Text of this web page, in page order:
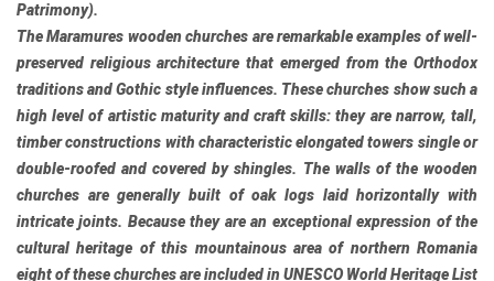
Patrimony).
The Maramures wooden churches are remarkable examples of well-
preserved religious architecture that emerged from the Orthodox
traditions and Gothic style influences. These churches show such a
high level of artistic maturity and craft skills: they are narrow, tall,
timber constructions with characteristic elongated towers single or
double-roofed and covered by shingles. The walls of the wooden
churches are generally built of oak logs laid horizontally with
intricate joints. Because they are an exceptional expression of the
cultural heritage of this mountainous area of northern Romania
eight of these churches are included in UNESCO World Heritage List